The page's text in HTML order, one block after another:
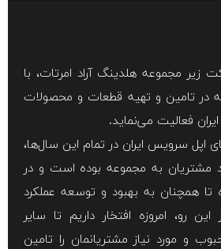
زیر مجموعه هلدینگ آراد امرتات، با
در تامین و تهیه قطعات و محصولات
فعالیت می‌نماید.
اپل سرویس ایران در تمام این سال‌ها،
مشتریان به مجموعه بوده است و در
تا همچنان به بهبود و توسعه عملکرد
رو، امروزه افتخار داریم تا سایر
و مورد نیاز مشتریانمان را تامین